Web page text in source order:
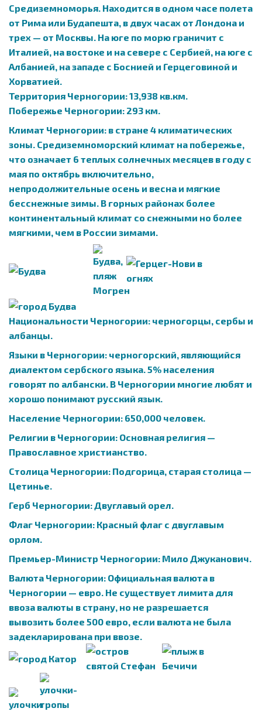
Средиземноморья. Находится в одном часе полета
от Рима или Будапешта, в двух часах от Лондона и
трех — от Москвы. На юге по морю граничит с
Италией, на востоке и на севере с Сербией, на юге с
Албанией, на западе с Боснией и Герцеговиной и
Хорватией.
Территория Черногории: 13,938 кв.км.
Побережье Черногории: 293 км.
Климат Черногории: в стране 4 климатических
зоны. Средиземноморский климат на побережье,
что означает 6 теплых солнечных месяцев в году с
мая по октябрь включительно,
непродолжительные осень и весна и мягкие
бесснежные зимы. В горных районах более
континентальный климат со снежными но более
мягкими, чем в России зимами.
Национальности Черногории: черногорцы, сербы и
албанцы.
Языки в Черногории: черногорский, являющийся
диалектом сербского языка. 5% населения
говорят по албански. В Черногории многие любят и
хорошо понимают русский язык.
Население Черногории: 650,000 человек.
Религии в Черногории: Основная религия —
Православное христианство.
Столица Черногории: Подгорица, старая столица —
Цетинье.
Герб Черногории: Двуглавый орел.
Флаг Черногории: Красный флаг с двуглавым
орлом.
Премьер-Министр Черногории: Мило Джуканович.
Валюта Черногории: Официальная валюта в
Черногории — евро. Не существует лимита для
ввоза валюты в страну, но не разрешается
вывозить более 500 евро, если валюта не была
задекларирована при ввозе.